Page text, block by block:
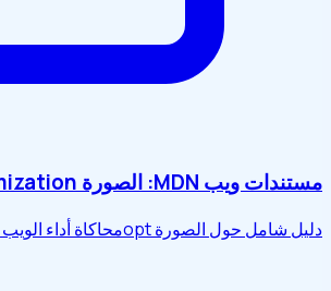
مستندات ويب MDN: الصورة Optimization
دليل شامل حول الصورة optمحاكاة أداء الويب بواسطة Mozilla.